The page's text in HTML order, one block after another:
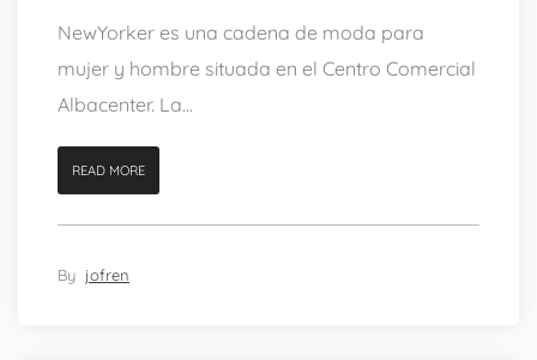
NewYorker es una cadena de moda para
mujer y hombre situada en el Centro Comercial
Albacenter. La...
READ MORE
By jofren